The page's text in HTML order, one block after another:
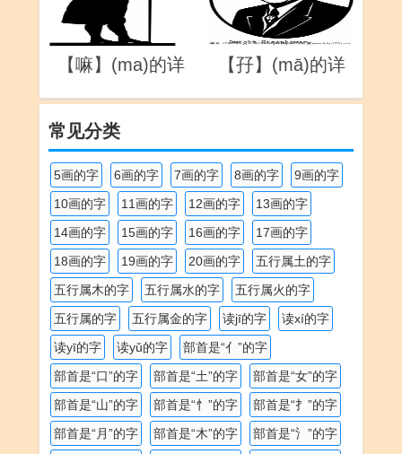
【嘛】(ma)的详
【孖】(mā)的详
常见分类
5画的字 6画的字 7画的字 8画的字
9画的字
10画的字
11画的字 12画的字
13画的字
14画的字
15画的字 16画的字
17画的字
18画的字
19画的字 20画的字
五行属土的字
五行属木的字
五行属水的字
五行属火的字
五行属的字
五行属金的字 读jī的字
读xí的字
读yī的字
读yǔ的字
部首是“亻”的字
部首是“口”的字
部首是“土”的字
部首是“女”的字
部首是“山”的字
部首是“忄”的字
部首是“扌”的字
部首是“月”的字
部首是“木”的字
部首是“氵”的字